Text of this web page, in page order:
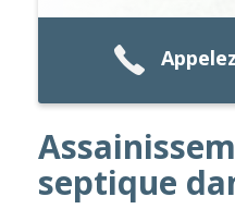
septique